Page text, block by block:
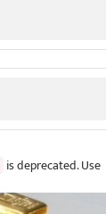
is deprecated. Use